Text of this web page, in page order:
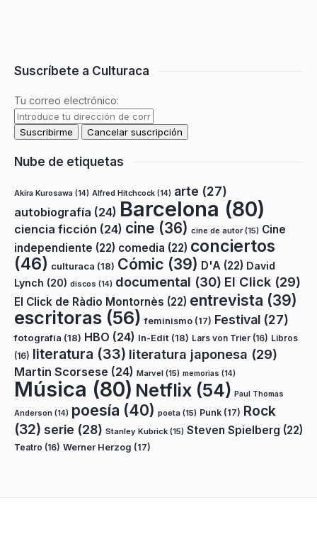
Suscríbete a Culturaca
Tu correo electrónico:
Nube de etiquetas
Akira Kurosawa (14) Alfred Hitchcock (14) arte (27)
autobiografía (24) Barcelona (80)
ciencia ficción (24) cine (36) cine de autor(15) Cine
independiente (22) comedia (22) conciertos
(46) culturaca (18) Cómic (39) D'A (22) David
Lynch (20) discos (14) documental (30) El Click (29)
El Click de Ràdio Montornès (22) entrevista (39)
escritoras (56) feminismo (17) Festival (27)
fotografía (18) HBO (24) In-Edit (18) Lars von Trier (16) Libros
(16) literatura (33) literatura japonesa (29)
Martin Scorsese (24) Marvel (15) memorias (14)
Música (80) Netflix (54) Paul Thomas
Anderson (14) poesía (40) poeta (15) Punk (17) Rock
(32) serie (28) Stanley Kubrick (15) Steven Spielberg (22)
Teatro (16) Werner Herzog (17)